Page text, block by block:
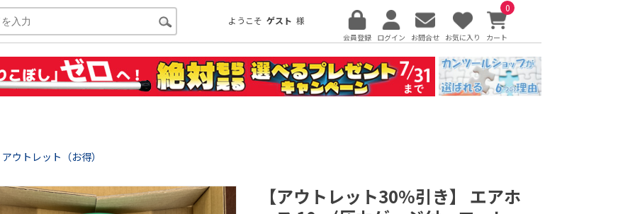
ようこそ ゲスト 様
会員登録 ログイン お問合せ お気に入り
0
カート
アウトレット（お得）
【アウトレット30%引き】 エアホ